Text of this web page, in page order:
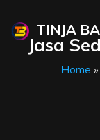
TINJA
Jasa
Home »